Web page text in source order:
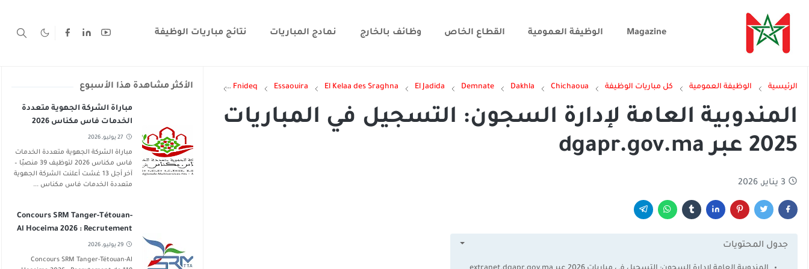
Magazine الوظيفة العمومية القطاع الخاص وظائف بالخارج نمادج المباريات نتائج مباريات الوظيفة
الرئيسية الوظيفة العمومية كل مباريات الوظيفة Chichaoua
Dakhla
Demnate
El Jadida
El Kelaa des Sraghna
Essaouira
Fnideq
Guelmim
Guercif
Ifrane
المندوبية العامة لإدارة السجون: التسجيل في المباريات
2025 عبر dgapr.gov.ma
3 يناير, 2026
جدول المحتويات
الأكثر مشاهدة هذا الأسبوع
مباراة الشركة الجهوية متعددة
الخدمات فاس مكناس 2026
غشت 2026
27 يوليو, 2026
مباراة الشركة الجهوية متعددة الخدمات
فاس مكناس 2026 لتوظيف 39 منصبًا –
آخر أجل 13 غشت أعلنت الشركة الجهوية
متعددة الخدمات فاس مكناس ...
Concours SRM Tanger-Tétouan-
Al Hoceima 2026 : Recrutement
de 119 Postes
29 يوليو, 2026
Concours SRM Tanger-Tétouan-Al